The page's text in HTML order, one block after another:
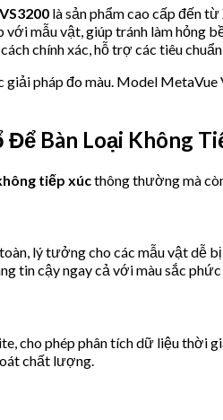
là sản phẩm cao cấp đến
mẫu vật, giúp tránh làm
chính xác, hỗ trợ các tiêu
pháp đo màu. Model
Bàn Loại Không
tiếp xúcthông thường mà
lý tưởng cho các mẫu vật dễ
tin cậy ngay cả với màu sắc
cho phép phân tích dữ liệu thời
chất lượng.